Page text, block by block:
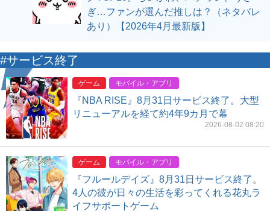
ぎ…ファンが選んだ推しは？（ネタバレ
あり）【2026年4月最新版】
#サービス終了
ゲーム モバイル・アプリ
『NBA RISE』8月31日サービス終了。大型
リニューアルを経て約4年9カ月で幕
2026-08-02 08:20
ゲーム モバイル・アプリ
『フルールデイズ』8月31日サービス終了。
4人の彼が日々の生活を彩ってくれる花丸ラ
イフサポートゲーム